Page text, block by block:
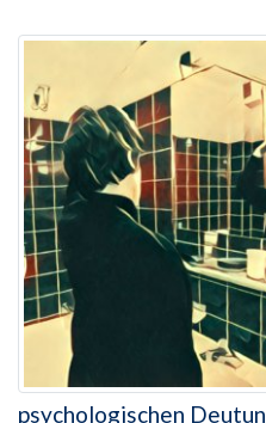
psychologischen